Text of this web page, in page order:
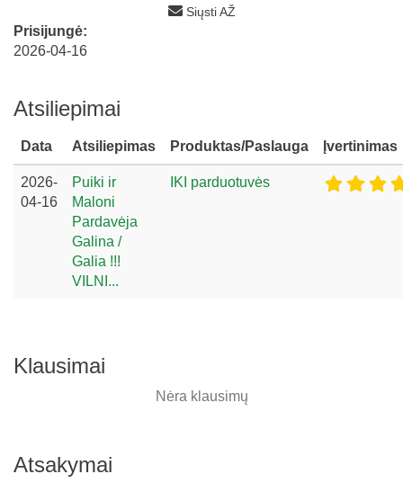
Siųsti AŽ
Prisijungė:
2026-04-16
Atsiliepimai
Data Atsiliepimas Produktas/Paslauga Įvertinimas
2026-
04-16
Puiki ir
Maloni
Pardavėja
Galina /
Galia !!!
VILNI...
IKI parduotuvės
Klausimai
Nėra klausimų
Atsakymai